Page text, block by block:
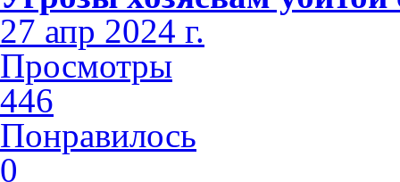
27 апр 2024 г.
Просмотры
446
Понравилось
0